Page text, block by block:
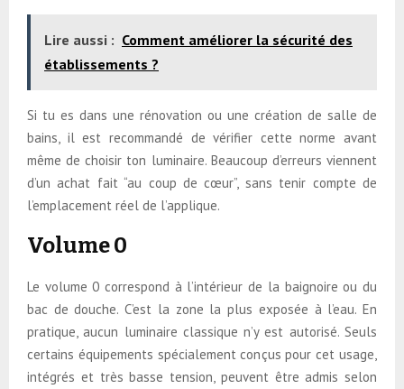
Lire aussi : Comment améliorer la sécurité des
établissements ?
Si tu es dans une rénovation ou une création de salle de
bains, il est recommandé de vérifier cette norme avant
même de choisir ton luminaire. Beaucoup d’erreurs viennent
d’un achat fait “au coup de cœur”, sans tenir compte de
l’emplacement réel de l’applique.
Volume 0
Le volume 0 correspond à l’intérieur de la baignoire ou du
bac de douche. C’est la zone la plus exposée à l’eau. En
pratique, aucun luminaire classique n’y est autorisé. Seuls
certains équipements spécialement conçus pour cet usage,
intégrés et très basse tension, peuvent être admis selon